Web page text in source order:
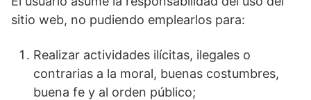
sitio web, no pudiendo emplearlos para:
Realizar actividades ilícitas, ilegales o
contrarias a la moral, buenas costumbres,
buena fe y al orden público;